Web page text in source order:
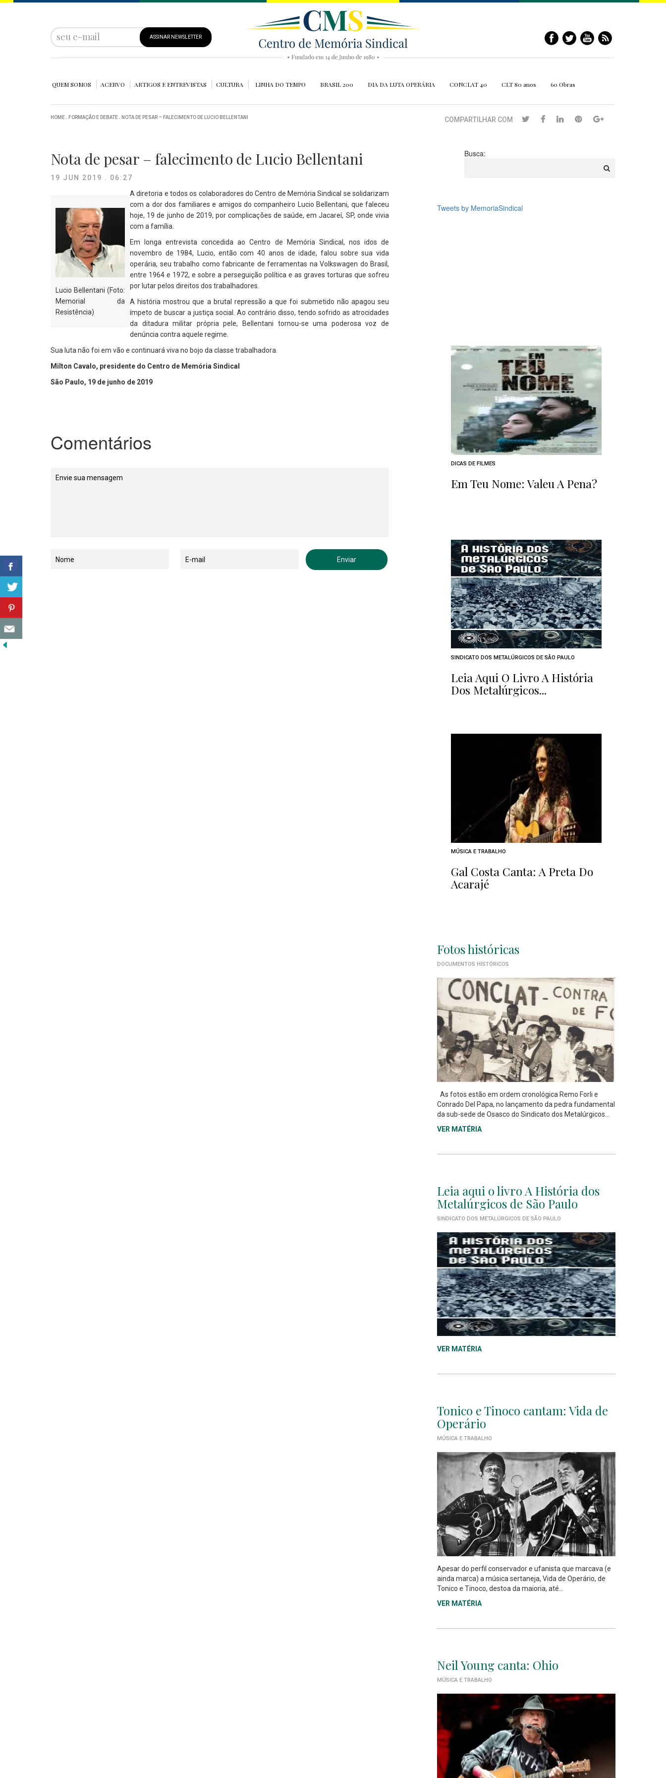
ASSINAR NEWSLETTER
QUEM SOMOS ACERVO ARTIGOS E ENTREVISTAS CULTURA LINHA DO TEMPO BRASIL 200 DIA DA LUTA OPERÁRIA CONCLAT 40 CLT 80 anos 60 Obras
HOME FORMAÇÃO E DEBATE NOTA DE PESAR – FALECIMENTO DE LUCIO BELLENTANI COMPARTILHAR COM
Nota de pesar – falecimento de Lucio Bellentani
19 JUN 2019 . 06:27
Lucio Bellentani (Foto:
Memorial da
Resistência)
A diretoria e todos os colaboradores do Centro de Memória Sindical se solidarizam
com a dor dos familiares e amigos do companheiro Lucio Bellentani, que faleceu
hoje, 19 de junho de 2019, por complicações de saúde, em Jacareí, SP, onde vivia
com a família.
Em longa entrevista concedida ao Centro de Memória Sindical, nos idos de
novembro de 1984, Lucio, então com 40 anos de idade, falou sobre sua vida
operária, seu trabalho como fabricante de ferramentas na Volkswagen do Brasil,
entre 1964 e 1972, e sobre a perseguição política e as graves torturas que sofreu
por lutar pelos direitos dos trabalhadores.
A história mostrou que a brutal repressão a que foi submetido não apagou seu
ímpeto de buscar a justiça social. Ao contrário disso, tendo sofrido as atrocidades
da ditadura militar própria pele, Bellentani tornou-se uma poderosa voz de
denúncia contra aquele regime.
Sua luta não foi em vão e continuará viva no bojo da classe trabalhadora.
Milton Cavalo, presidente do Centro de Memória Sindical
São Paulo, 19 de junho de 2019
Comentários
Busca:
Tweets by MemoriaSindical
DICAS DE FILMES
Em Teu Nome: Valeu A Pena?
SINDICATO DOS METALÚRGICOS DE SÃO PAULO
Leia Aqui O Livro A História
Dos Metalúrgicos...
MÚSICA E TRABALHO
Gal Costa Canta: A Preta Do
Acarajé
Fotos históricas
DOCUMENTOS HISTÓRICOS
As fotos estão em ordem cronológica Remo Forli e
Conrado Del Papa, no lançamento da pedra fundamental
da sub-sede de Osasco do Sindicato dos Metalúrgicos...
VER MATÉRIA
Leia aqui o livro A História dos
Metalúrgicos de São Paulo
SINDICATO DOS METALÚRGICOS DE SÃO PAULO
VER MATÉRIA
Tonico e Tinoco cantam: Vida de
Operário
MÚSICA E TRABALHO
Apesar do perfil conservador e ufanista que marcava (e
ainda marca) a música sertaneja, Vida de Operário, de
Tonico e Tinoco, destoa da maioria, até...
VER MATÉRIA
Neil Young canta: Ohio
MÚSICA E TRABALHO